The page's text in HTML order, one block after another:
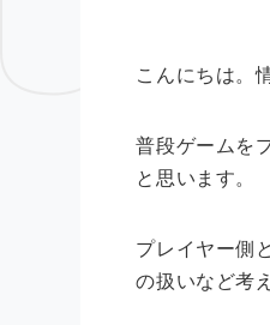
こんにちは。
普段ゲームを
と思います。
プレイヤー側
の扱いなど考